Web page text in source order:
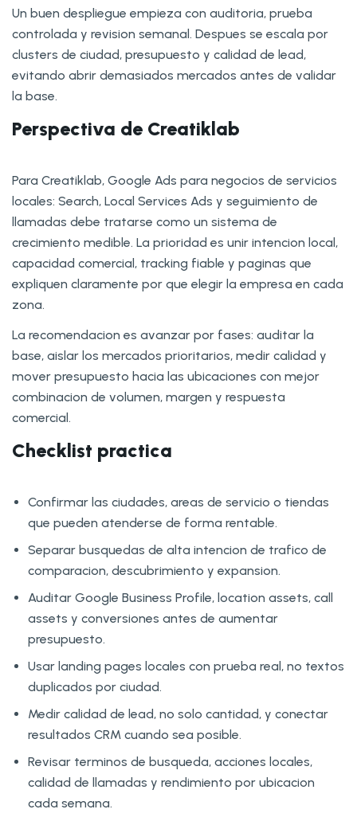
Un buen despliegue empieza con auditoria, prueba
controlada y revision semanal. Despues se escala por
clusters de ciudad, presupuesto y calidad de lead,
evitando abrir demasiados mercados antes de validar
la base.
Perspectiva de Creatiklab
Para Creatiklab, Google Ads para negocios de servicios
locales: Search, Local Services Ads y seguimiento de
llamadas debe tratarse como un sistema de
crecimiento medible. La prioridad es unir intencion local,
capacidad comercial, tracking fiable y paginas que
expliquen claramente por que elegir la empresa en cada
zona.
La recomendacion es avanzar por fases: auditar la
base, aislar los mercados prioritarios, medir calidad y
mover presupuesto hacia las ubicaciones con mejor
combinacion de volumen, margen y respuesta
comercial.
Checklist practica
Confirmar las ciudades, areas de servicio o tiendas
que pueden atenderse de forma rentable.
Separar busquedas de alta intencion de trafico de
comparacion, descubrimiento y expansion.
Auditar Google Business Profile, location assets, call
assets y conversiones antes de aumentar
presupuesto.
Usar landing pages locales con prueba real, no textos
duplicados por ciudad.
Medir calidad de lead, no solo cantidad, y conectar
resultados CRM cuando sea posible.
Revisar terminos de busqueda, acciones locales,
calidad de llamadas y rendimiento por ubicacion
cada semana.